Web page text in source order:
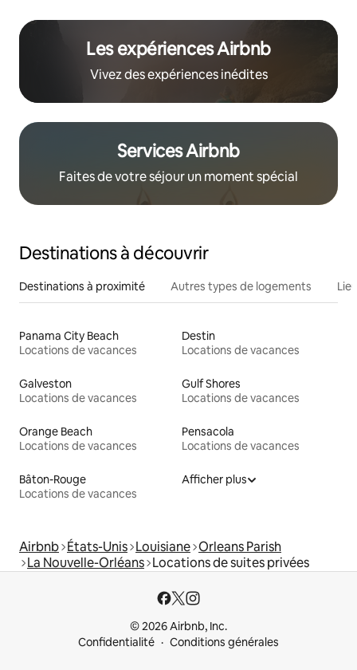
Les expériences Airbnb
Vivez des expériences inédites
Services Airbnb
Faites de votre séjour un moment spécial
Destinations à découvrir
Destinations à proximité Autres types de logements
Panama City Beach
Locations de vacances
Destin
Locations de vacances
Galveston
Locations de vacances
Gulf Shores
Locations de vacances
Orange Beach
Locations de vacances
Pensacola
Locations de vacances
Bâton-Rouge
Locations de vacances
Afficher plus
Airbnb États-Unis Louisiane Orleans Parish
La Nouvelle-Orléans Locations de suites privées
© 2026 Airbnb, Inc.
Confidentialité
Conditions générales